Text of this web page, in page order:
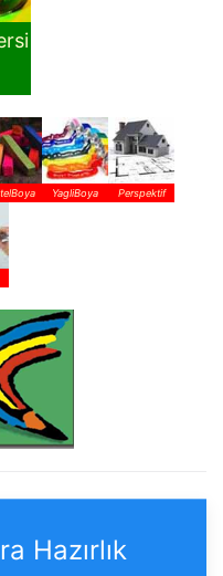
YagliBoya Perspektif
Hazırlık